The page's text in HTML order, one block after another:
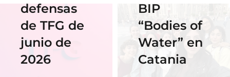
defensas
de TFG de
junio de
2026
BIP
“Bodies of
Water” en
Catania
14 Abril 2026
06 Abril 2026
Cauce: El
diseño que
18 Noviembre
2025
Nuestra
alumna
gana el